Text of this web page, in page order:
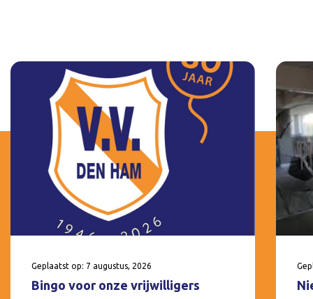
Geplaatst op: 7 augustus, 2026
Bingo voor onze vrijwilligers